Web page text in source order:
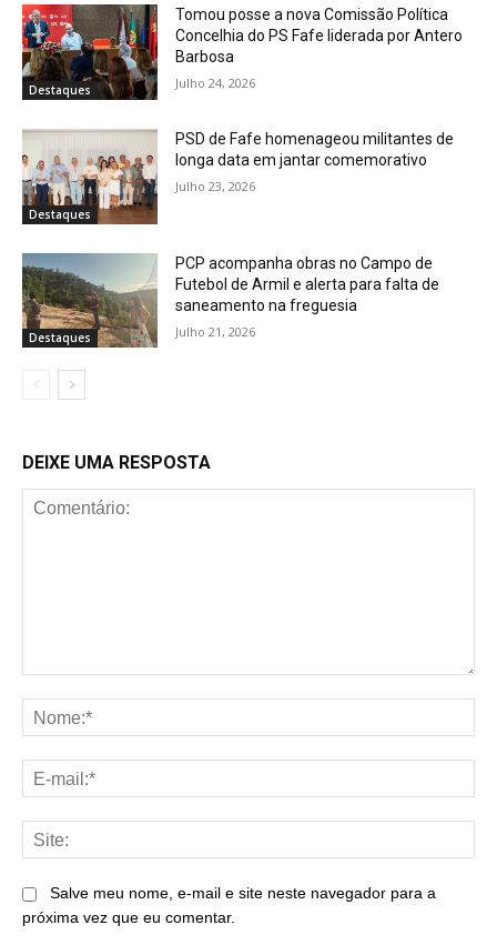
Destaques
Tomou posse a nova Comissão Política
Concelhia do PS Fafe liderada por Antero
Barbosa
Julho 24, 2026
Destaques
PSD de Fafe homenageou militantes de
longa data em jantar comemorativo
Julho 23, 2026
Destaques
PCP acompanha obras no Campo de
Futebol de Armil e alerta para falta de
saneamento na freguesia
Julho 21, 2026
DEIXE UMA RESPOSTA
Salve meu nome, e-mail e site neste navegador para a
próxima vez que eu comentar.